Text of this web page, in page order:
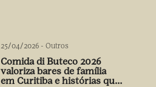
25/04/2026 - Outros
Comida di Buteco 2026
valoriza bares de família
em Curitiba e histórias que